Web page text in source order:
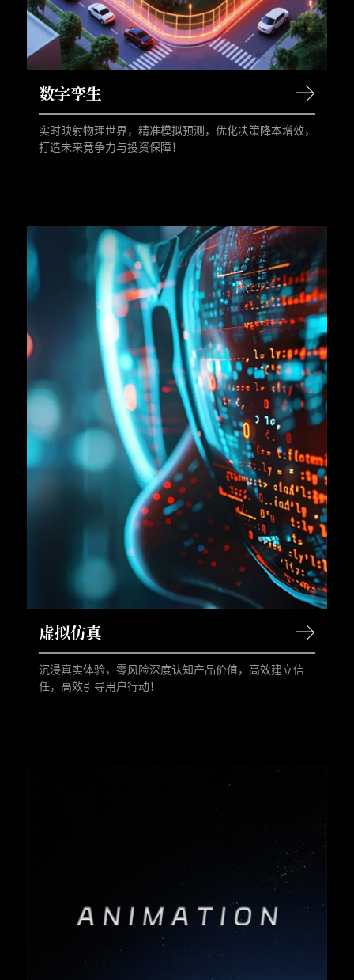
数字孪生
实时映射物理世界，精准模拟预测，优化决策降本增效，
打造未来竞争力与投资保障！
虚拟仿真
沉浸真实体验，零风险深度认知产品价值，高效建立信
任，高效引导用户行动！